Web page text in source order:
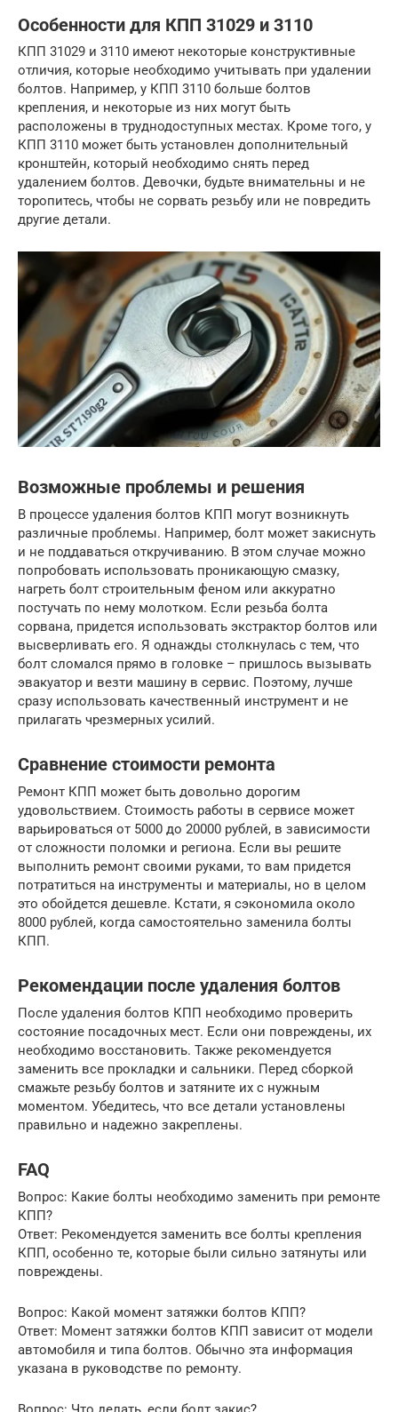
Особенности для КПП 31029 и 3110
КПП 31029 и 3110 имеют некоторые конструктивные
отличия, которые необходимо учитывать при удалении
болтов. Например, у КПП 3110 больше болтов
крепления, и некоторые из них могут быть
расположены в труднодоступных местах. Кроме того, у
КПП 3110 может быть установлен дополнительный
кронштейн, который необходимо снять перед
удалением болтов. Девочки, будьте внимательны и не
торопитесь, чтобы не сорвать резьбу или не повредить
другие детали.
Возможные проблемы и решения
В процессе удаления болтов КПП могут возникнуть
различные проблемы. Например, болт может закиснуть
и не поддаваться откручиванию. В этом случае можно
попробовать использовать проникающую смазку,
нагреть болт строительным феном или аккуратно
постучать по нему молотком. Если резьба болта
сорвана, придется использовать экстрактор болтов или
высверливать его. Я однажды столкнулась с тем, что
болт сломался прямо в головке – пришлось вызывать
эвакуатор и везти машину в сервис. Поэтому, лучше
сразу использовать качественный инструмент и не
прилагать чрезмерных усилий.
Сравнение стоимости ремонта
Ремонт КПП может быть довольно дорогим
удовольствием. Стоимость работы в сервисе может
варьироваться от 5000 до 20000 рублей, в зависимости
от сложности поломки и региона. Если вы решите
выполнить ремонт своими руками, то вам придется
потратиться на инструменты и материалы, но в целом
это обойдется дешевле. Кстати, я сэкономила около
8000 рублей, когда самостоятельно заменила болты
КПП.
Рекомендации после удаления болтов
После удаления болтов КПП необходимо проверить
состояние посадочных мест. Если они повреждены, их
необходимо восстановить. Также рекомендуется
заменить все прокладки и сальники. Перед сборкой
смажьте резьбу болтов и затяните их с нужным
моментом. Убедитесь, что все детали установлены
правильно и надежно закреплены.
FAQ
Вопрос: Какие болты необходимо заменить при ремонте
КПП?
Ответ: Рекомендуется заменить все болты крепления
КПП, особенно те, которые были сильно затянуты или
повреждены.
Вопрос: Какой момент затяжки болтов КПП?
Ответ: Момент затяжки болтов КПП зависит от модели
автомобиля и типа болтов. Обычно эта информация
указана в руководстве по ремонту.